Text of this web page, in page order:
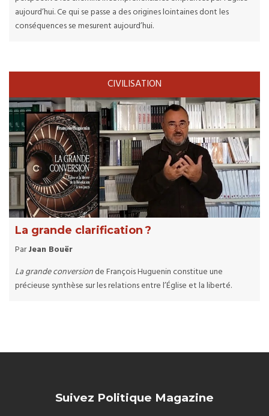
aujourd’hui. Ce qui se passe a des origines lointaines dont les
conséquences se mesurent aujourd’hui.
CIVILISATION
La grande clarification ?
ParJean Bouër
La grande conversionde François Huguenin constitue une
précieuse synthèse sur les relations entre l’Église et la liberté.
Suivez Politique Magazine